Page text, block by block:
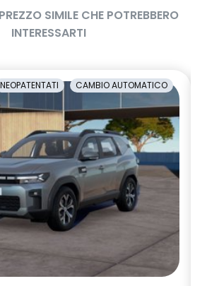
SIMILE CHE POTREBBERO
INTERESSARTI
NEOPATENTATI CAMBIO AUTOMATICO